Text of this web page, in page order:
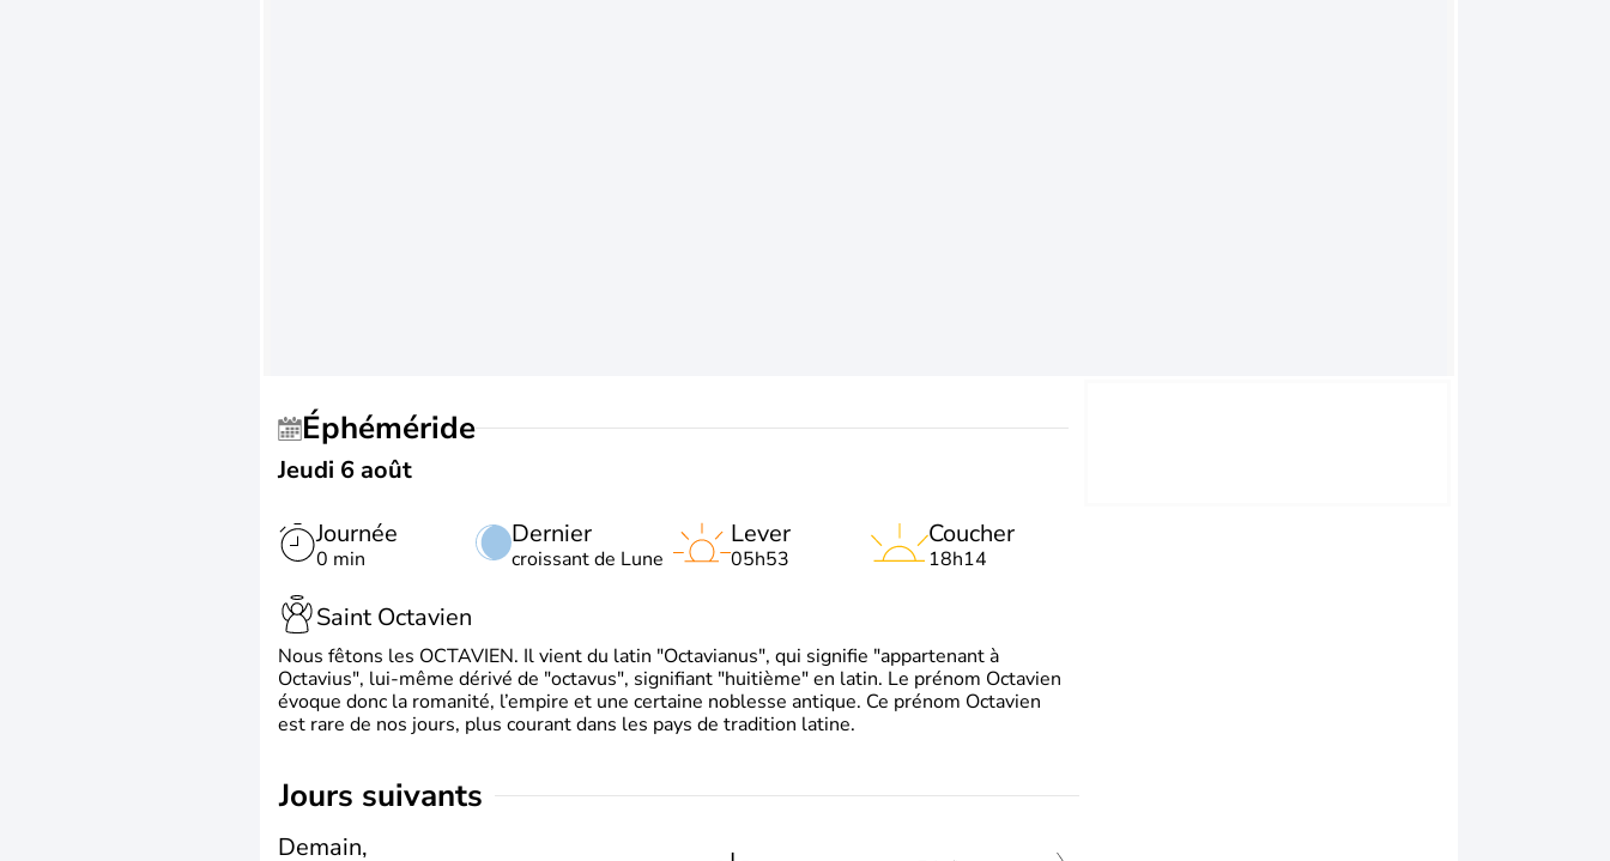
Éphéméride
Jeudi 6 août
Journée
0 min
Dernier
croissant de Lune
Lever
05h53
Coucher
18h14
Saint Octavien
Nous fêtons les OCTAVIEN. Il vient du latin "Octavianus", qui signifie "appartenant à
Octavius", lui-même dérivé de "octavus", signifiant "huitième" en latin. Le prénom Octavien
évoque donc la romanité, l’empire et une certaine noblesse antique. Ce prénom Octavien
est rare de nos jours, plus courant dans les pays de tradition latine.
jours suivants
Demain,